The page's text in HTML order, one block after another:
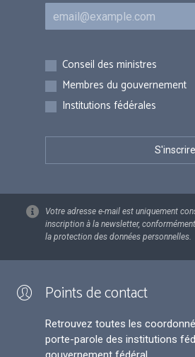
Courriel
Inscriptions
Conseil des ministres
Membres du gouvernement
Institutions fédérales
Votre adresse e-mail est uniquement
inscription à la newsletter,
la protection des données personnelles.
Points de contact
Retrouvez toutes les
porte-parole des institutions